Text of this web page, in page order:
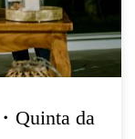
Quinta da